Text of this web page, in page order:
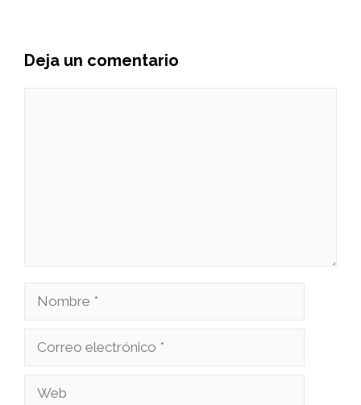
Deja un comentario
Nombre
Correo
Web